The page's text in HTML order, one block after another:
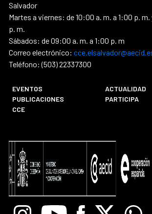
Salvador
Martes a viernes: de 10:00 a. m. a 1:00 p.
p. m.
Sábados: de 09:00 a. m. a 1:00 p. m
Correo electrónico:
Teléfono: (503) 22337300
EVENTOS
ACTUALIDAD
PUBLICACIONES
PARTICIPA
CCE
InstagramYoutube Facebook
X